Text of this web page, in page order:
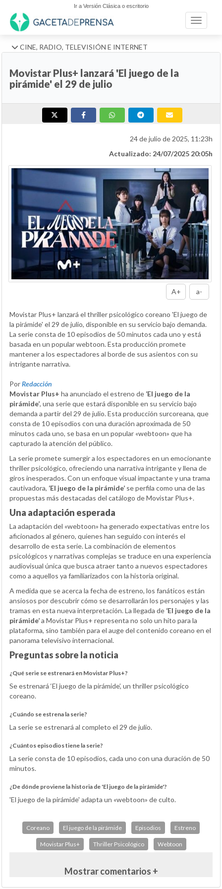
Ir a Versión Clásica o escritorio
Toggle
CINE, RADIO, TELEVISIÓN E INTERNET
Movistar Plus+ lanzará 'El juego de la
pirámide' el 29 de julio
24 de julio de 2025, 11:23h
Actualizado: 24/07/2025 20:05h
A+ a-
Movistar Plus+ lanzará el thriller psicológico coreano 'El juego de
la pirámide' el 29 de julio, disponible en su servicio bajo demanda.
La serie consta de 10 episodios de 50 minutos cada uno y está
basada en un popular webtoon. Esta producción promete
mantener a los espectadores al borde de sus asientos con su
intrigante narrativa.
PorRedacción
Movistar Plus+ ha anunciado el estreno de ‘El juego de la
pirámide’, una serie que estará disponible en su servicio bajo
demanda a partir del 29 de julio. Esta producción surcoreana, que
consta de 10 episodios con una duración aproximada de 50
minutos cada uno, se basa en un popular «webtoon» que ha
capturado la atención del público.
La serie promete sumergir a los espectadores en un emocionante
thriller psicológico, ofreciendo una narrativa intrigante y llena de
giros inesperados. Con un enfoque visual impactante y una trama
cautivadora, ‘El juego de la pirámide’ se perfila como una de las
propuestas más destacadas del catálogo de Movistar Plus+.
Una adaptación esperada
La adaptación del «webtoon» ha generado expectativas entre los
aficionados al género, quienes han seguido con interés el
desarrollo de esta serie. La combinación de elementos
psicológicos y narrativas complejas se traduce en una experiencia
audiovisual única que busca atraer tanto a nuevos espectadores
como a aquellos ya familiarizados con la historia original.
A medida que se acerca la fecha de estreno, los fanáticos están
ansiosos por descubrir cómo se desarrollarán los personajes y las
tramas en esta nueva interpretación. La llegada de ‘El juego de la
pirámide’a Movistar Plus+ representa no solo un hito para la
plataforma, sino también para el auge del contenido coreano en el
panorama televisivo internacional.
Preguntas sobre la noticia
¿Qué serie se estrenará en Movistar Plus+?
Se estrenará ‘El juego de la pirámide’, un thriller psicológico
coreano.
¿Cuándo se estrena la serie?
La serie se estrenará al completo el 29 de julio.
¿Cuántos episodios tiene la serie?
La serie consta de 10 episodios, cada uno con una duración de 50
minutos.
¿De dónde proviene la historia de 'El juego de la pirámide'?
'El juego de la pirámide' adapta un «webtoon» de culto.
Coreano El juego de la pirámide Episodios Estreno
Movistar Plus+ Thriller Psicológico Webtoon
Mostrar comentarios +